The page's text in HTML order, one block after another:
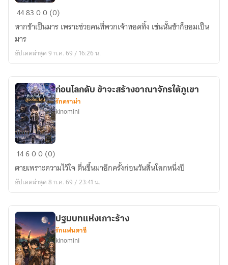
กลืน
ดารา
ล้าง
ธรรมะ
448300 (0)
หากข้าเป็นมาร เพราะช่วยคนที่พวกเจ้าทอดทิ้ง เช่นนั้นข้าก็ยอมเป็น
มาร
อัปเดตล่าสุด 9 ก.ค. 69 / 16:26 น.
ก่อน
ดับ
ข้า
สร้าง
อาณาจักร
ใต้
ภูเขา
ก่อนโลกดับ ข้าจะสร้างอาณาจักรใต้ภูเขา
รักดราม่า
kinomini
14600 (0)
ตายเพราะความไว้ใจ ตื่นขึ้นมาอีกครั้งก่อนวันสิ้นโลกหนึ่งปี
อัปเดตล่าสุด 8 ก.ค. 69 / 23:41 น.
ปฐมบทแห่งเกาะร้าง
รักแฟนตาซี
kinomini